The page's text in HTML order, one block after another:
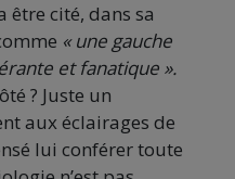
être cité, dans sa
« une gauche
et fanatique ».
? Juste un
aux éclairages de
lui conférer toute